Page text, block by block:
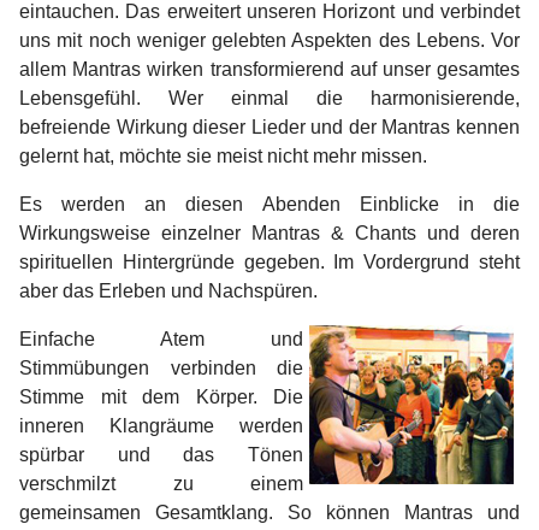
eintauchen. Das erweitert unseren Horizont und verbindet
uns mit noch weniger gelebten Aspekten des Lebens. Vor
allem Mantras wirken transformierend auf unser gesamtes
Lebensgefühl. Wer einmal die harmonisierende,
befreiende Wirkung dieser Lieder und der Mantras kennen
gelernt hat, möchte sie meist nicht mehr missen.
Es werden an diesen Abenden Einblicke in die
Wirkungsweise einzelner Mantras & Chants und deren
spirituellen Hintergründe gegeben. Im Vordergrund steht
aber das Erleben und Nachspüren.
Einfache Atem und
Stimmübungen verbinden die
Stimme mit dem Körper. Die
inneren Klangräume werden
spürbar und das Tönen
verschmilzt zu einem
gemeinsamen Gesamtklang. So können Mantras und